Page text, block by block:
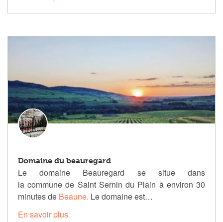
Domaine du beauregard
Le domaine Beauregard se situe dans
la commune de Saint Sernin du Plain à environ 30
minutes de Beaune. Le domaine est…
En savoir plus